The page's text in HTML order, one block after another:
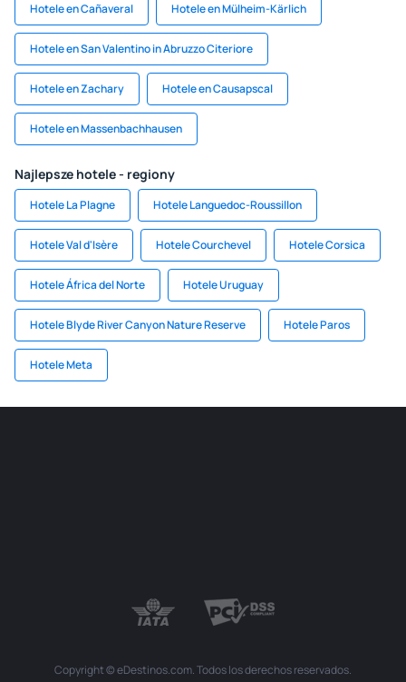
Hotele en Cañaveral Hotele en Mülheim-Kärlich
Hotele en San Valentino in Abruzzo Citeriore
Hotele en Zachary Hotele en Causapscal
Hotele en Massenbachhausen
Najlepsze hotele - regiony
Hotele La Plagne Hotele Languedoc-Roussillon
Hotele Val d'Isère Hotele Courchevel Hotele Corsica
Hotele África del Norte Hotele Uruguay
Hotele Blyde River Canyon Nature Reserve Hotele Paros
Hotele Meta
Copyright © eDestinos.com. Todos los derechos reservados.